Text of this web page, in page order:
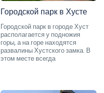
Городской парк в Хусте
Городской парк в городе Хуст
располагается у подножия
горы, а на горе находятся
развалины Хустского замка. В
этом месте всегда